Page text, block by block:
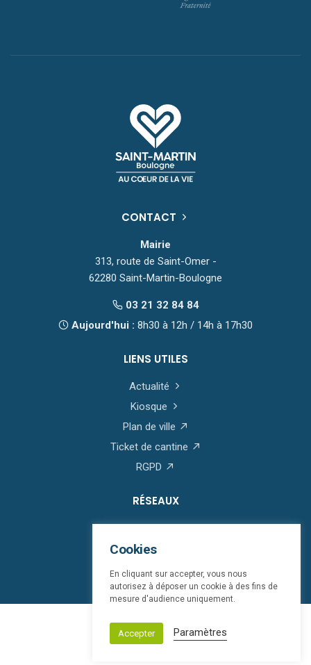
CONTACT
Mairie
313, route de Saint-Omer -
62280 Saint-Martin-Boulogne
03 21 32 84 84
Aujourd'hui : 8h30 à 12h / 14h à 17h30
LIENS UTILES
Actualité
Kiosque
Plan de ville
Ticket de cantine
RGPD
RÉSEAUX
© Saint-Martin-Boulogne 2026
Cookies
En cliquant sur accepter, vous nous
autorisez à déposer un cookie à des fins de
mesure d'audience uniquement.
Accepter Paramètres